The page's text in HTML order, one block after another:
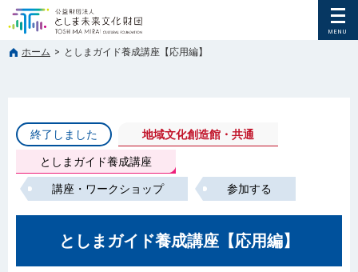
ホーム > としまガイド養成講座【応用編】
終了しました 地域文化創造館・共通
としまガイド養成講座
講座・ワークショップ 参加する
としまガイド養成講座【応用編】